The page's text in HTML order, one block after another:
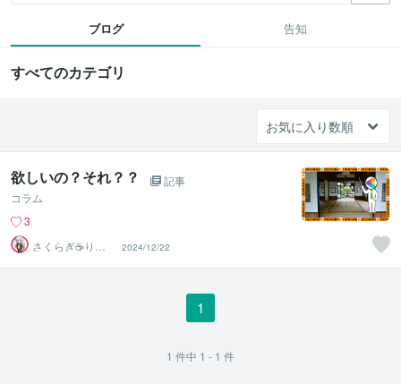
ブログ 告知
すべてのカテゴリ
欲しいの？それ？？
記事
コラム
3
さくらぎ☕りょ
う⛎癒やし電話
相談サロン
2024/12/22
1
1 件中 1 - 1 件